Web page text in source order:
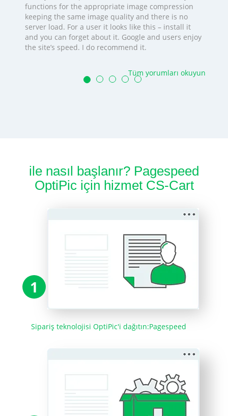
functions for the appropriate image compression
keeping the same image quality and there is no
server load. For a user it looks like this – install it
and you can forget about it. Google and users enjoy
the site’s speed. I do recommend it.
Tüm yorumları okuyun
ile nasıl başlanır? Pagespeed
OptiPic için hizmet CS-Cart
1
Sipariş teknolojisi OptiPic'i dağıtın:Pagespeed